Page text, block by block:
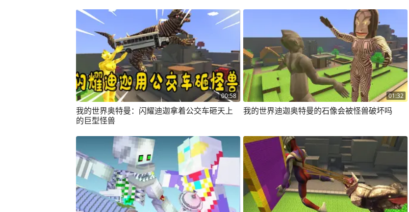
00:58
我的世界奥特曼：闪耀迪迦拿着公交车砸天上
的巨型怪兽
01:32
我的世界迪迦奥特曼的石像会被怪兽破坏吗